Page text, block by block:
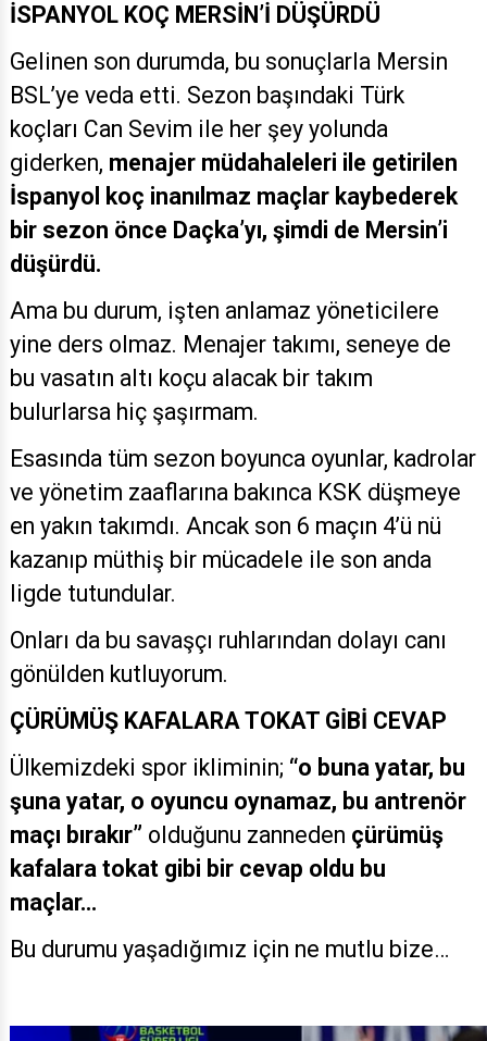
İSPANYOL KOÇ MERSİN’İ DÜŞÜRDÜ
Gelinen son durumda, bu sonuçlarla Mersin
BSL’ye veda etti. Sezon başındaki Türk
koçları Can Sevim ile her şey yolunda
giderken, menajer müdahaleleri ile getirilen
İspanyol koç inanılmaz maçlar kaybederek
bir sezon önce Daçka’yı, şimdi de Mersin’i
düşürdü.
Ama bu durum, işten anlamaz yöneticilere
yine ders olmaz. Menajer takımı, seneye de
bu vasatın altı koçu alacak bir takım
bulurlarsa hiç şaşırmam.
Esasında tüm sezon boyunca oyunlar, kadrolar
ve yönetim zaaflarına bakınca KSK düşmeye
en yakın takımdı. Ancak son 6 maçın 4’ü nü
kazanıp müthiş bir mücadele ile son anda
ligde tutundular.
Onları da bu savaşçı ruhlarından dolayı canı
gönülden kutluyorum.
ÇÜRÜMÜŞ KAFALARA TOKAT GİBİ CEVAP
Ülkemizdeki spor ikliminin; “o buna yatar, bu
şuna yatar, o oyuncu oynamaz, bu antrenör
maçı bırakır” olduğunu zanneden çürümüş
kafalara tokat gibi bir cevap oldu bu
maçlar…
Bu durumu yaşadığımız için ne mutlu bize…